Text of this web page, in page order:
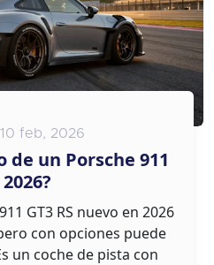
feb, 2026
de un Porsche 911
GT3 RS nuevo en 2026
con opciones puede
un coche de pista con